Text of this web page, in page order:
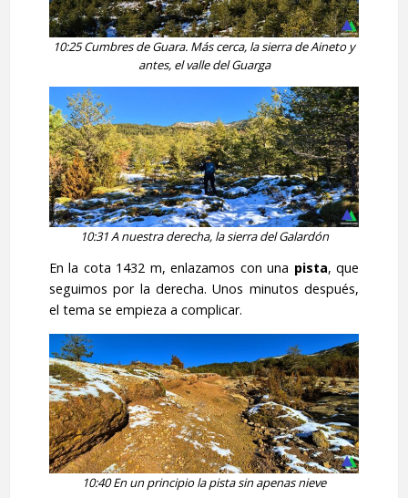
10:25 Cumbres de Guara. Más cerca, la sierra de Aineto y
antes, el valle del Guarga
10:31 A nuestra derecha, la sierra del Galardón
En la cota 1432 m, enlazamos con una pista, que
seguimos por la derecha. Unos minutos después,
el tema se empieza a complicar.
10:40 En un principio la pista sin apenas nieve